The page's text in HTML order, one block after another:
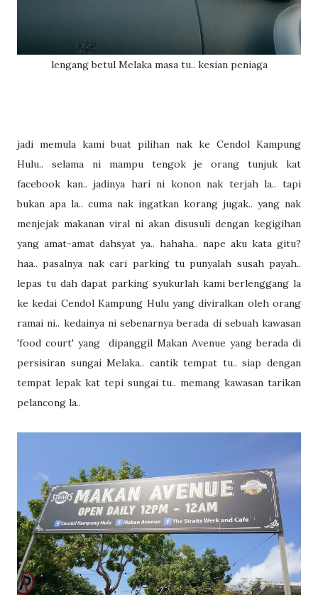
lengang betul Melaka masa tu.. kesian peniaga
jadi memula kami buat pilihan nak ke Cendol Kampung
Hulu.. selama ni mampu tengok je orang tunjuk kat
facebook kan.. jadinya hari ni konon nak terjah la.. tapi
bukan apa la.. cuma nak ingatkan korang jugak.. yang nak
menjejak makanan viral ni akan disusuli dengan kegigihan
yang amat-amat dahsyat ya.. hahaha.. nape aku kata gitu?
haa.. pasalnya nak cari parking tu punyalah susah payah..
lepas tu dah dapat parking syukurlah kami berlenggang la
ke kedai Cendol Kampung Hulu yang diviralkan oleh orang
ramai ni.. kedainya ni sebenarnya berada di sebuah kawasan
'food court' yang dipanggil Makan Avenue yang berada di
persisiran sungai Melaka.. cantik tempat tu.. siap dengan
tempat lepak kat tepi sungai tu.. memang kawasan tarikan
pelancong la..